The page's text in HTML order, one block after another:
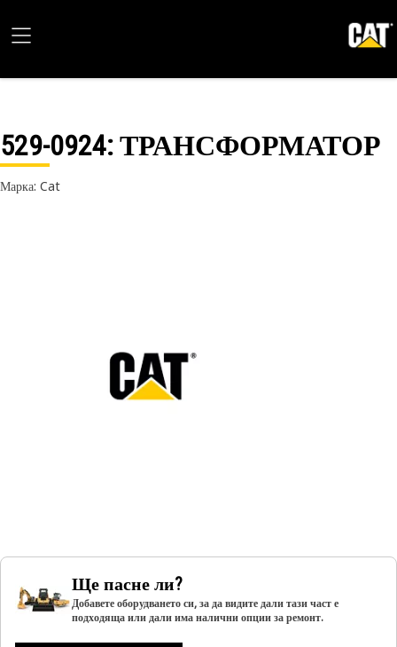
529-0924: ТРАНСФОРМАТОР
Марка: Cat
Ще пасне ли?
Добавете оборудването си, за да видите дали тази част е
подходяща или дали има налични опции за ремонт.